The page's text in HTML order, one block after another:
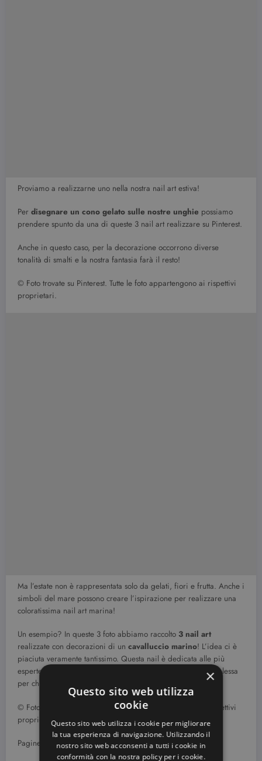
Proviamo a realizzarne uno nella nostra nail art estiva!
Per disegnare un cono gelato sulle nostre unghie possiamo
prendere spunto da una di queste 3 nail art realizzare su Pinterest.
Anche in questo caso, per la decorazione occorrono diverse
tonalità di smalti e la nostra fantasia farà il resto!
© Foto trovate su Pinterest. Tutte le foto appartengono ai rispettivi
proprietari.
Ma l’estate non è rappresentata solo da gelati, fiori e frutta. Anche i
simboli del mare possono creare l’ispirazione per realizzare una
coloratissima nail art marina!
Un esempio? In queste 3 foto abbiamo raccolto 3 nail art
realizzate con decorazioni di un cavalluccio marino! L’idea ci è
piaciuta veramente tantissimo. Questa nail è dedicata alle più
esperte in quanto la sua realizzazione potrebbe essere complessa
per chi è alle prime armi con le decorazioni sulle unghie.
© Foto trovate su Pinterest. Tutte le foto appartengono ai rispettivi
proprietari.
Pagine: 3 4 5 6 7 8 9 10 11 12 13 14 15 16 17
×
Questo sito web utilizza
cookie
Questo sito web utilizza i cookie per migliorare
la tua esperienza di navigazione. Utilizzando il
nostro sito web acconsenti a tutti i cookie in
conformità con la nostra policy per i cookie.